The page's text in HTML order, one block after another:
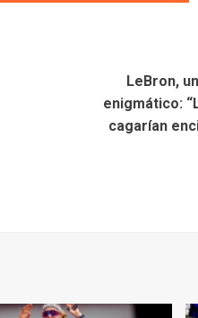
LeBron,
enigmático:
cagarían